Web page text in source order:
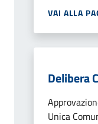
VAI ALLA
Delibera
Unica